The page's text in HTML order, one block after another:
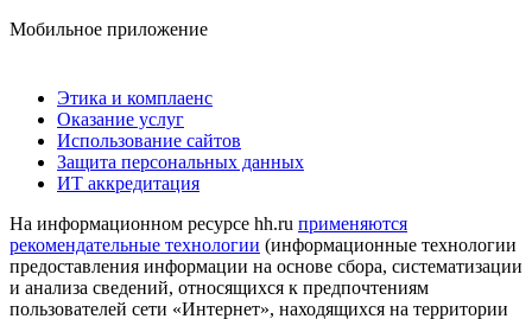
Мобильное приложение
Этика и комплаенс
Оказание услуг
Использование сайтов
Защита персональных данных
ИТ аккредитация
На информационном ресурсе hh.ru применяются
рекомендательные технологии (информационные технологии
предоставления информации на основе сбора, систематизации
и анализа сведений, относящихся к предпочтениям
пользователей сети «Интернет», находящихся на территории